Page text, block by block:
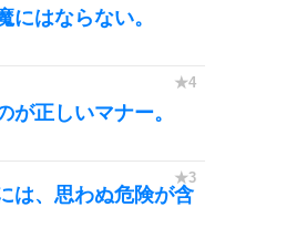
はならない。
正しいマナー。
は、思わぬ危険が含